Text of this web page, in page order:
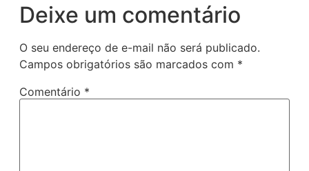
Deixe um comentário
O seu endereço de e-mail não será publicado.
Campos obrigatórios são marcados com *
Comentário *